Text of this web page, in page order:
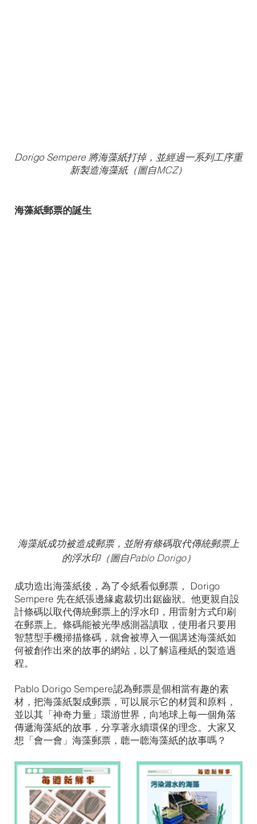
Dorigo Sempere 將海藻紙打掉，並經過一系列工序重
新製造海藻紙（圖自MCZ）
海藻紙郵票的誕生
海藻紙成功被造成郵票，並附有條碼取代傳統郵票上
的浮水印（圖自Pablo Dorigo）
成功造出海藻紙後，為了令紙看似郵票， Dorigo
Sempere 先在紙張邊緣處裁切出鋸齒狀。他更親自設
計條碼以取代傳統郵票上的浮水印，用雷射方式印刷
在郵票上。條碼能被光學感測器讀取，使用者只要用
智慧型手機掃描條碼，就會被導入一個講述海藻紙如
何被創作出來的故事的網站，以了解這種紙的製造過
程。
Pablo Dorigo Sempere認為郵票是個相當有趣的素
材，把海藻紙製成郵票，可以展示它的材質和原料，
並以其「神奇力量」環游世界，向地球上每一個角落
傳遞海藻紙的故事，分享著永續環保的理念。大家又
想「會一會」海藻郵票，聼一聼海藻紙的故事嗎？